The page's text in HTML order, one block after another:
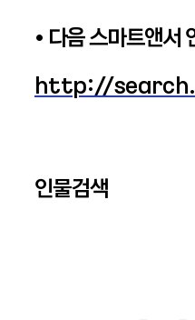
• 다음 스마트앤서
http://
인물검색